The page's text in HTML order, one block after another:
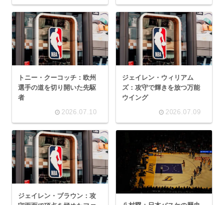
トニー・クーコッチ：欧州
選手の道を切り開いた先駆
者
2026.07.10
ジェイレン・ウィリアム
ズ：攻守で輝きを放つ万能
ウイング
2026.07.09
ジェイレン・ブラウン：攻